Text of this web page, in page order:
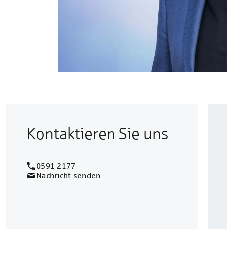
Kontaktieren Sie uns
0591 2177
Nachricht senden